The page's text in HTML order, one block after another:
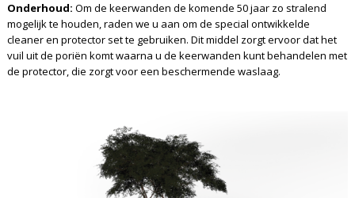
Onderhoud: Om de keerwanden de komende 50 jaar zo stralend
mogelijk te houden, raden we u aan om de special ontwikkelde
cleaner en protector set te gebruiken. Dit middel zorgt ervoor dat het
vuil uit de poriën komt waarna u de keerwanden kunt behandelen met
de protector, die zorgt voor een beschermende waslaag.